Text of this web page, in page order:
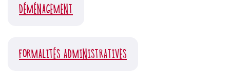
DÉMÉNAGEMENT
FORMALITÉS ADMINISTRATIVES